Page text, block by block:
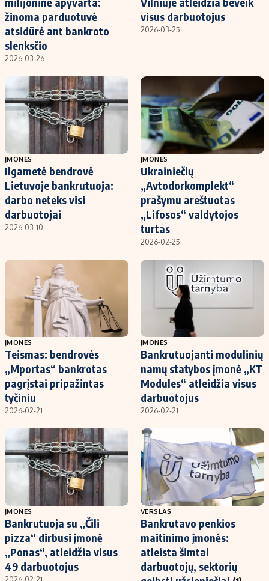
žinoma parduotuvė
atsidūrė ant bankroto
slenksčio
2026-03-26
visus darbuotojus
2026-03-25
ĮMONĖS
Ilgametė bendrovė
Lietuvoje bankrutuoja:
darbo neteks visi
darbuotojai
2026-03-10
ĮMONĖS
Ukrainiečių
„Avtodorkomplekt“
prašymu areštuotas
„Lifosos“ valdytojos
turtas
2026-02-25
ĮMONĖS
Teismas: bendrovės
„Mportas“ bankrotas
pagrįstai pripažintas
tyčiniu
2026-02-21
ĮMONĖS
Bankrutuojanti modulinių
namų statybos įmonė „KT
Modules“ atleidžia visus
darbuotojus
2026-02-21
ĮMONĖS
Bankrutuoja su „Čili
pizza“ dirbusi įmonė
„Ponas“, atleidžia visus
49 darbuotojus
2026-02-21
VERSLAS
Bankrutavo penkios
maitinimo įmonės:
atleista šimtai
darbuotojų, sektorių